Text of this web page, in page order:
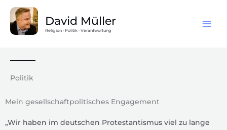
Zum
Inhalt
springen
David Müller
Religion · Politik · Verantwortung
Politik
Mein gesellschaftpolitisches Engagement​
„Wir haben im deutschen Protestantismus viel zu lange